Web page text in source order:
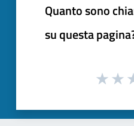
Quanto sono
su questa